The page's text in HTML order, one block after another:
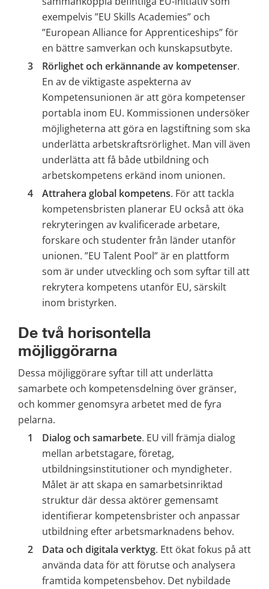
exempelvis ”EU Skills Academies” och
”European Alliance for Apprenticeships” för
en bättre samverkan och kunskapsutbyte.
Rörlighet och erkännande av kompetenser.
En av de viktigaste aspekterna av
Kompetensunionen är att göra kompetenser
portabla inom EU. Kommissionen undersöker
möjligheterna att göra en lagstiftning som ska
underlätta arbetskraftsrörlighet. Man vill även
underlätta att få både utbildning och
arbetskompetens erkänd inom unionen.
Attrahera global kompetens. För att tackla
kompetensbristen planerar EU också att öka
rekryteringen av kvalificerade arbetare,
forskare och studenter från länder utanför
unionen. ”EU Talent Pool” är en plattform
som är under utveckling och som syftar till att
rekrytera kompetens utanför EU, särskilt
inom bristyrken.
De två horisontella
möjliggörarna
Dessa möjliggörare syftar till att underlätta
samarbete och kompetensdelning över gränser,
och kommer genomsyra arbetet med de fyra
pelarna.
Dialog och samarbete. EU vill främja dialog
mellan arbetstagare, företag,
utbildningsinstitutioner och myndigheter.
Målet är att skapa en samarbetsinriktad
struktur där dessa aktörer gemensamt
identifierar kompetensbrister och anpassar
utbildning efter arbetsmarknadens behov.
Data och digitala verktyg. Ett ökat fokus på att
använda data för att förutse och analysera
framtida kompetensbehov. Det nybildade